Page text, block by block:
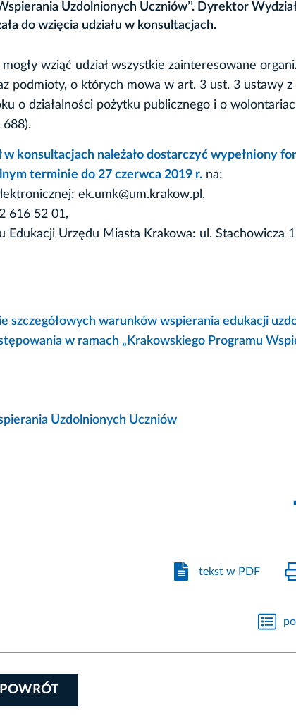
Uzdolnionych Uczniów’’. Dyrektor
do wzięcia udziału w konsultacjach.
wziąć udział wszystkie zainteresowane
podmioty, o których mowa w art. 3 ust. 3 ustawy z
o działalności pożytku publicznego i o
688).
w konsultacjach należało dostarczyć wypełniony
terminie do 27 czerwca 2019 r. na:
ek.umk@um.krakow.pl,
616 52 01,
Edukacji Urzędu Miasta Krakowa: ul. Stachowicza
szczegółowych warunków wspierania edukacji
w ramach „Krakowskiego Programu
Uzdolnionych Uczniów
tekst w PDF
POWRÓT